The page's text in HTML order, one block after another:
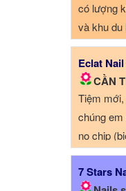
có lượng
và khu du
Eclat
CẦN
Tiệm
chúng
no chip
7 Stars